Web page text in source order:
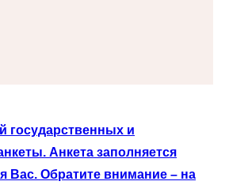
государственных и
Анкета заполняется
Вас. Обратите внимание – на